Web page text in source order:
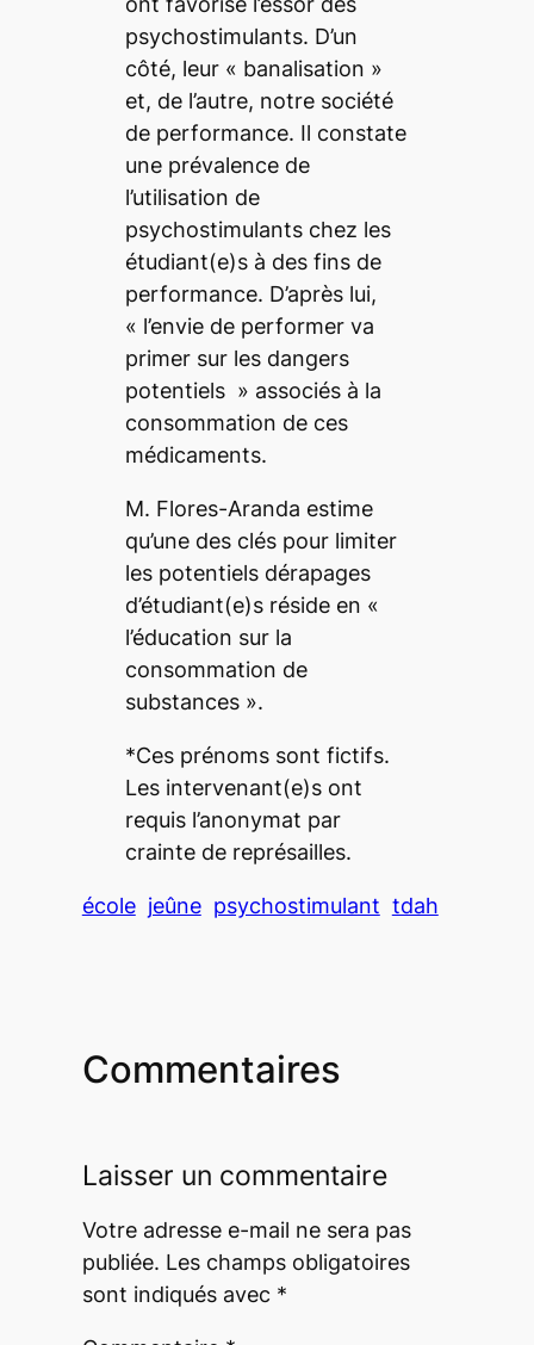
psychostimulants. D’un
côté, leur « banalisation »
et, de l’autre, notre société
de performance. Il constate
une prévalence de
l’utilisation de
psychostimulants chez les
étudiant(e)s à des fins de
performance. D’après lui,
« l’envie de performer va
primer sur les dangers
potentiels » associés à la
consommation de ces
médicaments.
M. Flores-Aranda estime
qu’une des clés pour limiter
les potentiels dérapages
d’étudiant(e)s réside en «
l’éducation sur la
consommation de
substances ».
*Ces prénoms sont fictifs.
Les intervenant(e)s ont
requis l’anonymat par
crainte de représailles.
école jeûne psychostimulant tdah
Commentaires
Laisser un commentaire
Votre adresse e-mail ne sera pas
publiée. Les champs obligatoires
sont indiqués avec *